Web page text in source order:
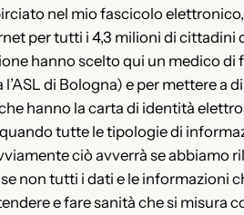
nel mio fascicolo
per tutti i 4,3 milioni di cittadini
hanno scelto qui un medico di
di Bologna) e per mettere a
hanno la carta di identità
tutte le tipologie di
ciò avverrà se abbiamo
non tutti i dati e le
e fare sanità che si misura